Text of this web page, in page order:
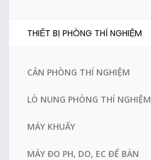
THIẾT BỊ PHÒNG THÍ NGHIỆM
CÂN PHÒNG THÍ NGHIỆM
LÒ NUNG PHÒNG THÍ NGHIỆM
MÁY KHUẤY
MÁY ĐO PH, DO, EC ĐỂ BÀN